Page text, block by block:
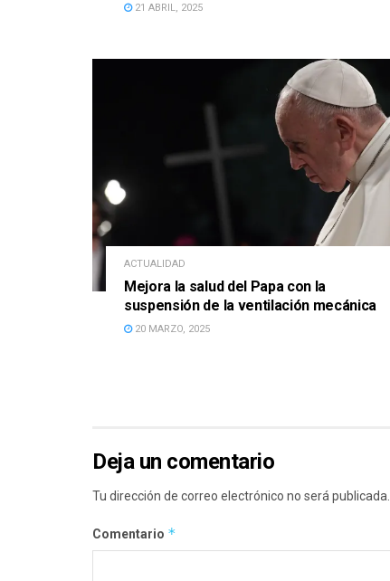
21 ABRIL, 2025
ACTUALIDAD
Mejora la salud del Papa con la
suspensión de la ventilación mecánica
20 MARZO, 2025
Deja un comentario
Tu dirección de correo electrónico no será publicada.
Comentario *